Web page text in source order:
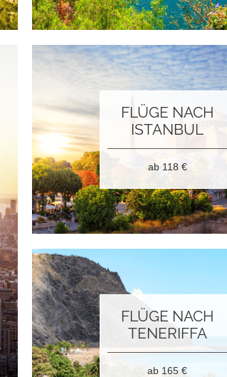
FLÜGE NACH
ISTANBUL
ab 118 €
FLÜGE NACH
TENERIFFA
ab 165 €